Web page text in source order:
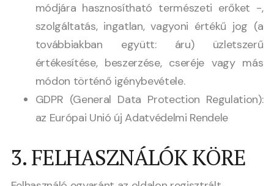
módjára hasznosítható természeti erőket -,
szolgáltatás, ingatlan, vagyoni értékű jog (a
továbbiakban együtt: áru) üzletszerű
értékesítése, beszerzése, cseréje vagy más
módon történő igénybevétele.
GDPR (General Data Protection Regulation):
az Európai Unió új Adatvédelmi Rendele
3. FELHASZNÁLÓK KÖRE